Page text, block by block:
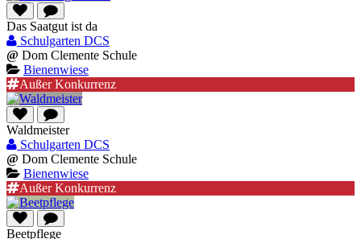
Das Saatgut ist da
Schulgarten DCS
@ Dom Clemente Schule
Bienenwiese
Außer Konkurrenz
Waldmeister
Schulgarten DCS
@ Dom Clemente Schule
Bienenwiese
Außer Konkurrenz
Beetpflege